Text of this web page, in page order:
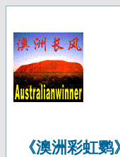
《澳洲彩虹